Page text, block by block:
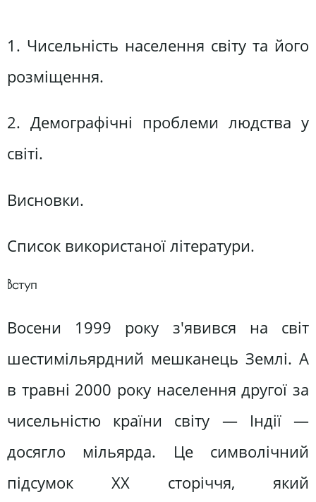
1. Чисельність населення світу та його
розміщення.
2. Демографічні проблеми людства у
світі.
Висновки.
Список використаної літератури.
Вступ
Восени 1999 року з'явився на світ
шестимільярдний мешканець Землі. А
в травні 2000 року населення другої за
чисельністю країни світу — Індії —
досягло мільярда. Це символічний
підсумок XX сторіччя, який